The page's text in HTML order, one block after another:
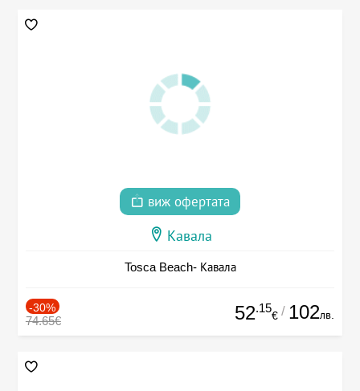
виж офертата
Кавала
Tosca Beach- Кавала
-30%
74.65€ 52.15
€ / 102лв.